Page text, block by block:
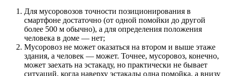
Для мусоровозов точности позиционирования в
смартфоне достаточно (от одной помойки до другой
более 500 м обычно), а для определения положения
человека в доме — нет;
Мусоровоз не может оказаться на втором и выше этаже
здания, а человек — может. Точнее, мусоровоз, конечно,
может заехать на эстакаду, но практически не бывает
ситуаций, когда наверху эстакады одна помойка, а внизу